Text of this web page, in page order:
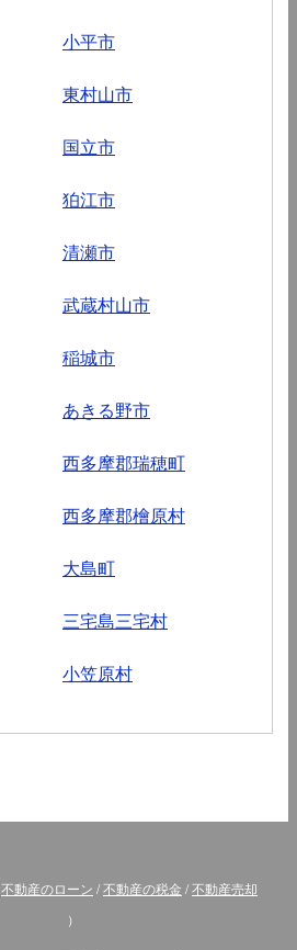
小平市
東村山市
国立市
狛江市
清瀬市
武蔵村山市
稲城市
あきる野市
西多摩郡瑞穂町
西多摩郡檜原村
大島町
三宅島三宅村
小笠原村
不動産のローン /不動産の税金 /不動産売却
）